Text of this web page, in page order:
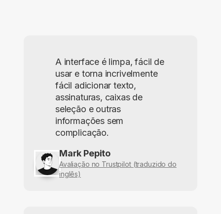
A interface é limpa, fácil de
usar e torna incrivelmente
fácil adicionar texto,
assinaturas, caixas de
seleção e outras
informações sem
complicação.
Mark Pepito
Avaliação no Trustpilot (traduzido do
inglês)